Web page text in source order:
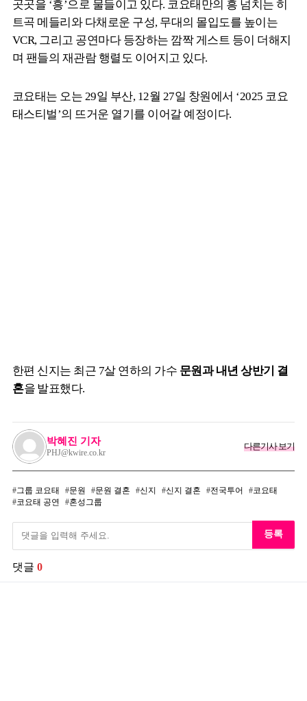
곳곳을 ‘흥’으로 물들이고 있다. 코요태만의 흥 넘치는 히
트곡 메들리와 다채로운 구성, 무대의 몰입도를 높이는
VCR, 그리고 공연마다 등장하는 깜짝 게스트 등이 더해지
며 팬들의 재관람 행렬도 이어지고 있다.
코요태는 오는 29일 부산, 12월 27일 창원에서 ‘2025 코요
태스티벌’의 뜨거운 열기를 이어갈 예정이다.
한편 신지는 최근 7살 연하의 가수 문원과 내년 상반기 결
혼을 발표했다.
박혜진 기자
PHJ@kwire.co.kr
다른기사 보기
그룹 코요태 문원 문원 결혼 신지 신지 결혼 전국투어
코요태
코요태 공연
혼성그룹
등록
댓글 0